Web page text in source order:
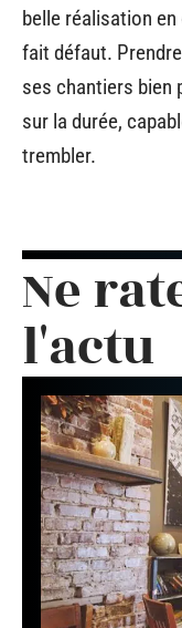
belle réalisation
fait défaut.
ses chantiers bien
sur la durée,
trembler.
Ne
l'actu